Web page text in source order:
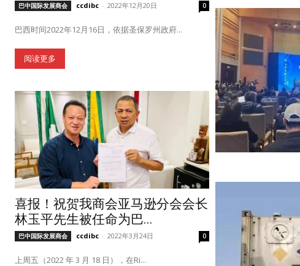
巴中国际发展商会 ccdibc - 2022年12月20日 0
巴西时间2022年12月16日，依据圣保罗州政府...
阅读更多
喜报！祝贺我商会亚马逊分会会长
林玉平先生被任命为巴...
巴中国际发展商会 ccdibc - 2022年3月24日 0
上周五（2022 年 3 月 18 日），在Ri...